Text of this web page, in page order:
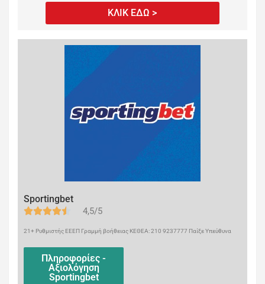
ΚΛΙΚ ΕΔΩ >
Sportingbet
4,5/5
21+ Ρυθμιστής ΕΕΕΠ Γραμμή βοήθειας ΚΕΘΕΑ: 210 9237777 Παίξε Υπεύθυνα
Πληροφορίες -
Αξιολόγηση
Sportingbet